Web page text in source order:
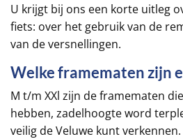
U krijgt bij ons een korte uitleg
fiets: over het gebruik van de
van de versnellingen.
Welke framematen zijn
M t/m XXl zijn de framematen
hebben, zadelhoogte word
veilig deVeluwe kunt verkennen.